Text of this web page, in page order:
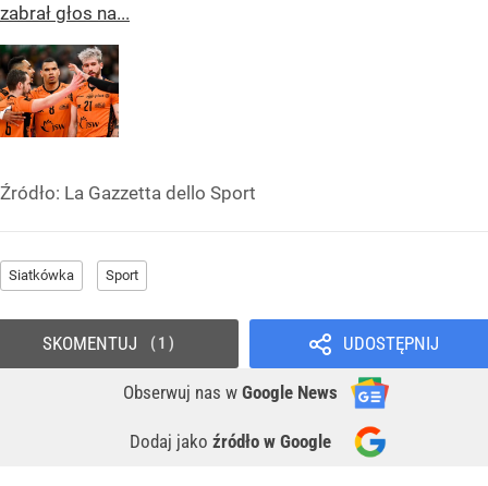
zabrał głos na...
Źródło: La Gazzetta dello Sport
Siatkówka Sport
UDOSTĘPNIJ
Obserwuj nas w Google News
Dodaj jako źródło w Google
SKOMENTUJ 1